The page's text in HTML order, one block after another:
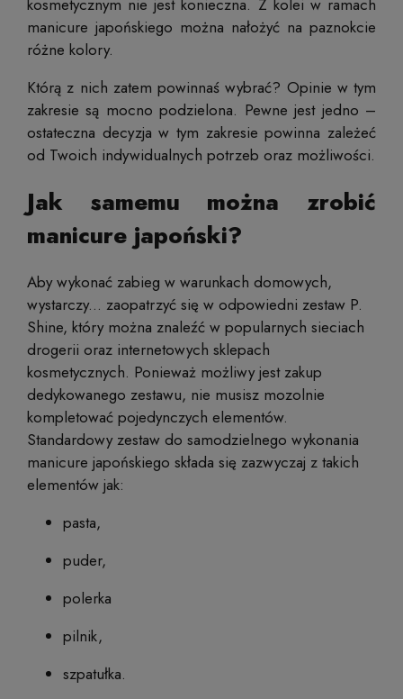
manicure japońskiego można nałożyć na paznokcie
różne kolory.
Którą z nich zatem powinnaś wybrać? Opinie w tym
zakresie są mocno podzielona. Pewne jest jedno –
ostateczna decyzja w tym zakresie powinna zależeć
od Twoich indywidualnych potrzeb oraz możliwości.
Jak samemu można zrobić
manicure japoński?
Aby wykonać zabieg w warunkach domowych,
wystarczy... zaopatrzyć się w odpowiedni zestaw P.
Shine, który można znaleźć w popularnych sieciach
drogerii oraz internetowych sklepach
kosmetycznych. Ponieważ możliwy jest zakup
dedykowanego zestawu, nie musisz mozolnie
kompletować pojedynczych elementów.
Standardowy zestaw do samodzielnego wykonania
manicure japońskiego składa się zazwyczaj z takich
elementów jak:
pasta,
puder,
polerka
pilnik,
szpatułka.